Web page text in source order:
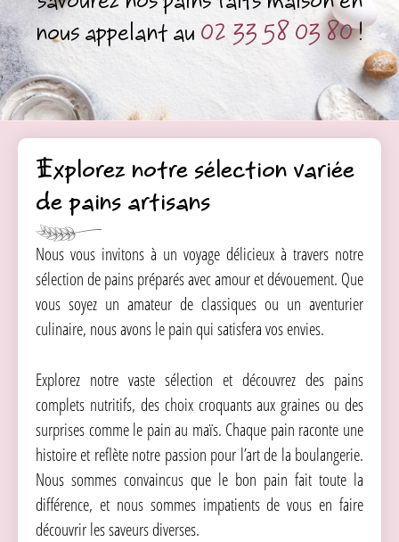
nous appelant au 02 33 58 03 80!
Explorez notre sélection variée
de pains artisans
Nous vous invitons à un voyage délicieux à travers notre
sélection de pains préparés avec amour et dévouement. Que
vous soyez un amateur de classiques ou un aventurier
culinaire, nous avons le pain qui satisfera vos envies.
Explorez notre vaste sélection et découvrez des pains
complets nutritifs, des choix croquants aux graines ou des
surprises comme le pain au maïs. Chaque pain raconte une
histoire et reflète notre passion pour l’art de la boulangerie.
Nous sommes convaincus que le bon pain fait toute la
différence, et nous sommes impatients de vous en faire
découvrir les saveurs diverses.